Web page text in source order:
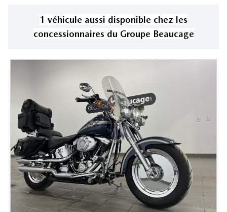
1 véhicule aussi disponible chez les
concessionnaires du Groupe Beaucage